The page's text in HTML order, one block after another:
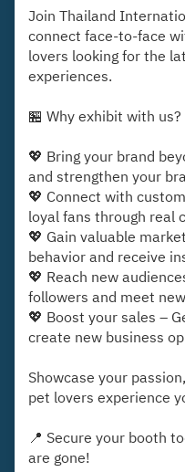
Join Thailand
connect face-to-face
lovers looking for the
experiences.
🏪 Why exhibit with us?
💖 Bring your brand
and strengthen your
💖 Connect with
loyal fans through real
💖 Gain valuable
behavior and receive
💖 Reach new
followers and meet
💖 Boost your sales –
create new business
Showcase your
pet lovers experience
📍 Secure your booth
are gone!